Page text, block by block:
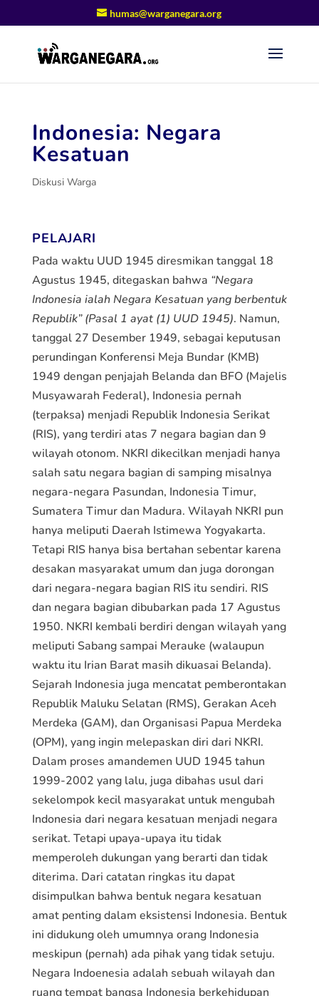
humas@warganegara.org
Indonesia: Negara
Kesatuan
Diskusi Warga
PELAJARI
Pada waktu UUD 1945 diresmikan tanggal 18
Agustus 1945, ditegaskan bahwa “Negara
Indonesia ialah Negara Kesatuan yang berbentuk
Republik” (Pasal 1 ayat (1) UUD 1945). Namun,
tanggal 27 Desember 1949, sebagai keputusan
perundingan Konferensi Meja Bundar (KMB)
1949 dengan penjajah Belanda dan BFO (Majelis
Musyawarah Federal), Indonesia pernah
(terpaksa) menjadi Republik Indonesia Serikat
(RIS), yang terdiri atas 7 negara bagian dan 9
wilayah otonom. NKRI dikecilkan menjadi hanya
salah satu negara bagian di samping misalnya
negara-negara Pasundan, Indonesia Timur,
Sumatera Timur dan Madura. Wilayah NKRI pun
hanya meliputi Daerah Istimewa Yogyakarta.
Tetapi RIS hanya bisa bertahan sebentar karena
desakan masyarakat umum dan juga dorongan
dari negara-negara bagian RIS itu sendiri. RIS
dan negara bagian dibubarkan pada 17 Agustus
1950. NKRI kembali berdiri dengan wilayah yang
meliputi Sabang sampai Merauke (walaupun
waktu itu Irian Barat masih dikuasai Belanda).
Sejarah Indonesia juga mencatat pemberontakan
Republik Maluku Selatan (RMS), Gerakan Aceh
Merdeka (GAM), dan Organisasi Papua Merdeka
(OPM), yang ingin melepaskan diri dari NKRI.
Dalam proses amandemen UUD 1945 tahun
1999-2002 yang lalu, juga dibahas usul dari
sekelompok kecil masyarakat untuk mengubah
Indonesia dari negara kesatuan menjadi negara
serikat. Tetapi upaya-upaya itu tidak
memperoleh dukungan yang berarti dan tidak
diterima. Dari catatan ringkas itu dapat
disimpulkan bahwa bentuk negara kesatuan
amat penting dalam eksistensi Indonesia. Bentuk
ini didukung oleh umumnya orang Indonesia
meskipun (pernah) ada pihak yang tidak setuju.
Negara Indoenesia adalah sebuah wilayah dan
ruang tempat bangsa Indonesia berkehidupan